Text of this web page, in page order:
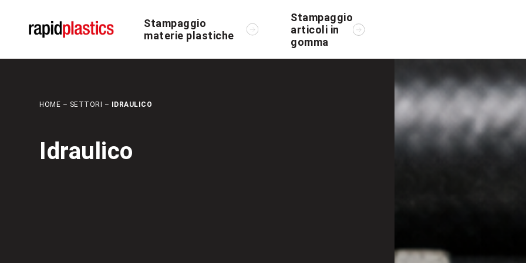
Stampaggio
materie plastiche
Stampaggio
articoli in
gomma
HOME – SETTORI – IDRAULICO
Idraulico